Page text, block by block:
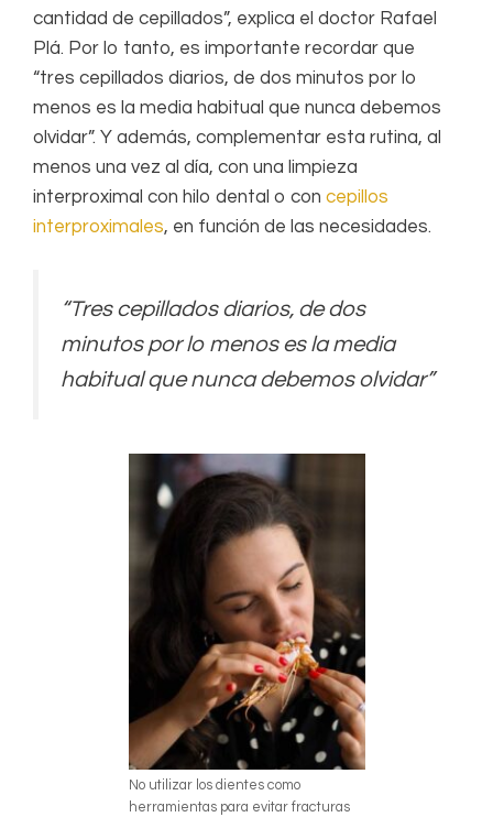
cantidad de cepillados”, explica el doctor Rafael
Plá. Por lo tanto, es importante recordar que
“tres cepillados diarios, de dos minutos por lo
menos es la media habitual que nunca debemos
olvidar”. Y además, complementar esta rutina, al
menos una vez al día, con una limpieza
interproximal con hilo dental o con cepillos
interproximales, en función de las necesidades.
“Tres cepillados diarios, de dos
minutos por lo menos es la media
habitual que nunca debemos olvidar”
No utilizar los dientes como
herramientas para evitar fracturas